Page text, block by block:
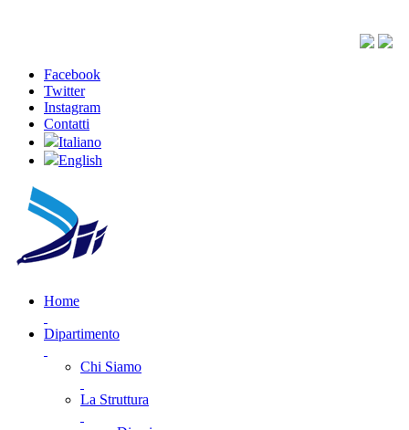
Facebook
Twitter
Instagram
Contatti
Italiano
English
Home
Dipartimento
Chi Siamo
La Struttura